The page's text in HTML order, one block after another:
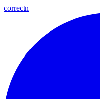
correctn